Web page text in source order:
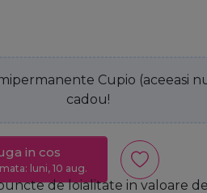
Cupio (aceeasi
cadou!
in cos
luni, 10 aug.
de loialitate in valoare de